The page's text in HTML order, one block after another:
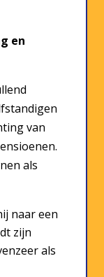
en
van
als
naar een
zijn
als